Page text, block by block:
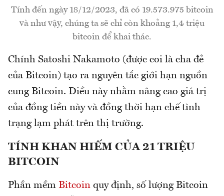
Tính đến ngày 18/12/2023, đã có 19.573.975 bitcoin
và như vậy, chúng ta sẽ chỉ còn khoảng 1,4 triệu
bitcoin để khai thác.
Chính Satoshi Nakamoto (được coi là cha đẻ
của Bitcoin) tạo ra nguyên tắc giới hạn nguồn
cung Bitcoin. Điều này nhằm nâng cao giá trị
của đồng tiền này và đồng thời hạn chế tình
trạng lạm phát trên thị trường.
TÍNH KHAN HIẾM CỦA 21 TRIỆU
BITCOIN
Phần mềm Bitcoin quy định, số lượng Bitcoin